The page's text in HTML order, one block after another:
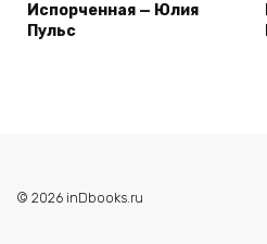
Испорченная — Юлия
Пульс
© 2026 inDbooks.ru